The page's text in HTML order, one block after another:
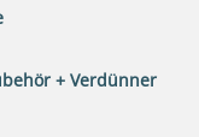
+ Verdünner